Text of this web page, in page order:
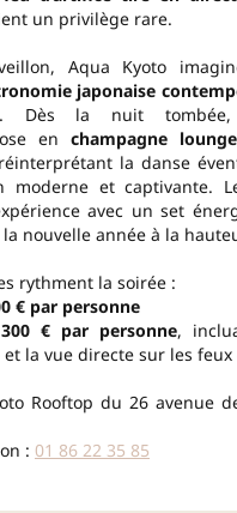
un privilège rare.
Aqua Kyoto
japonaise
Dès la nuit
en champagne lounge
la danse
moderne et captivante.
avec un set
nouvelle année à la
rythment la soirée :
€ par personne
€ par personne,
la vue directe sur les feux
Rooftop du 26 avenue
: 01 86 22 35 85